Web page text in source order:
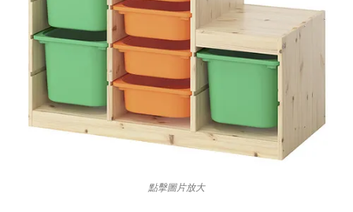
點擊圖片放大